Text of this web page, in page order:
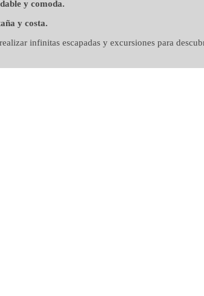
y comoda.
y costa.
infinitas escapadas y excursiones para